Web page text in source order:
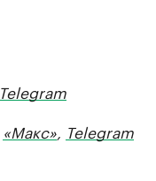
Telegram
«Макс», Telegram